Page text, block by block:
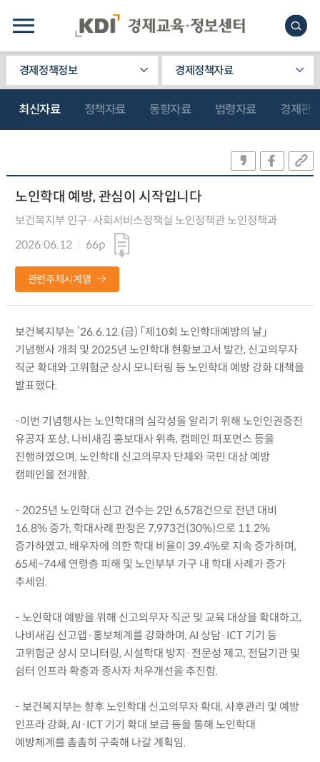
경제정책정보 경제정책자료
최신자료 정책자료 동향자료 법령자료 경제관
노인학대 예방, 관심이 시작입니다
보건복지부 인구·사회서비스정책실 노인정책관 노인정책과
2026.06.12
66p
관련주제시계열
보건복지부는 ’26.6.12.(금) 「제10회 노인학대예방의 날」
기념행사 개최 및 2025년 노인학대 현황보고서 발간, 신고의무자
직군 확대와 고위험군 상시 모니터링 등 노인학대 예방 강화 대책을
발표했다.
-이번 기념행사는 노인학대의 심각성을 알리기 위해 노인인권증진
유공자 포상, 나비새김 홍보대사 위촉, 캠페인 퍼포먼스 등을
진행하였으며, 노인학대 신고의무자 단체와 국민 대상 예방
캠페인을 전개함.
- 2025년 노인학대 신고 건수는 2만 6,578건으로 전년 대비
16.8% 증가, 학대사례 판정은 7,973건(30%)으로 11.2%
증가하였고, 배우자에 의한 학대 비율이 39.4%로 지속 증가하며,
65세~74세 연령층 피해 및 노인부부 가구 내 학대 사례가 증가
추세임.
- 노인학대 예방을 위해 신고의무자 직군 및 교육 대상을 확대하고,
나비새김 신고앱·홍보체계를 강화하며, AI 상담·ICT 기기 등
고위험군 상시 모니터링, 시설학대 방지·전문성 제고, 전담기관 및
쉼터 인프라 확충과 종사자 처우개선을 추진함.
- 보건복지부는 향후 노인학대 신고의무자 확대, 사후관리 및 예방
인프라 강화, AI·ICT 기기 확대 보급 등을 통해 노인학대
예방체계를 촘촘히 구축해 나갈 계획임.